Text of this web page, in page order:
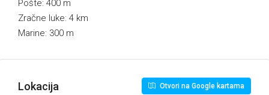
Pošte: 400 m
Zračne luke: 4 km
Marine: 300 m
Lokacija Otvori na Google kartama